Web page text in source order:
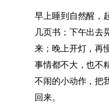
早上睡到自然醒，
几页书；下午出去
来；晚上开灯，再
事情都不大，也不
不闹的小动作，把
回来。